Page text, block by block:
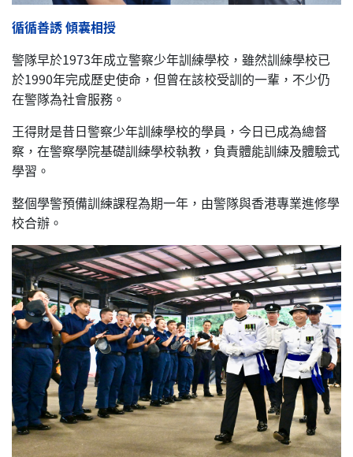
循循善誘 傾囊相授
警隊早於1973年成立警察少年訓練學校，雖然訓練學校已
於1990年完成歷史使命，但曾在該校受訓的一輩，不少仍
在警隊為社會服務。
王得財是昔日警察少年訓練學校的學員，今日已成為總督
察，在警察學院基礎訓練學校執教，負責體能訓練及體驗式
學習。
整個學警預備訓練課程為期一年，由警隊與香港專業進修學
校合辦。